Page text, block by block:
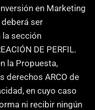
en Marketing
ser
sección
DE PERFIL.
la Propuesta,
derechos ARCO de
en cuyo caso
ni recibir ningún